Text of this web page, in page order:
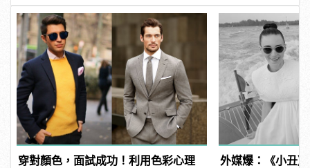
穿對顏色，面試成功！利用色彩心理
外媒爆：《小丑